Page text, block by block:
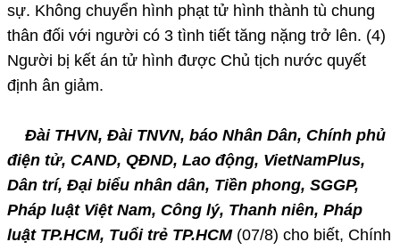
sự. Không chuyển hình phạt tử hình thành tù chung
thân đối với người có 3 tình tiết tăng nặng trở lên. (4)
Người bị kết án tử hình được Chủ tịch nước quyết
định ân giảm.
Đài THVN, Đài TNVN, báo Nhân Dân, Chính phủ
điện tử, CAND, QĐND, Lao động, VietNamPlus,
Dân trí, Đại biểu nhân dân, Tiền phong, SGGP,
Pháp luật Việt Nam, Công lý, Thanh niên, Pháp
luật TP.HCM, Tuổi trẻ TP.HCM(07/8) cho biết, Chính